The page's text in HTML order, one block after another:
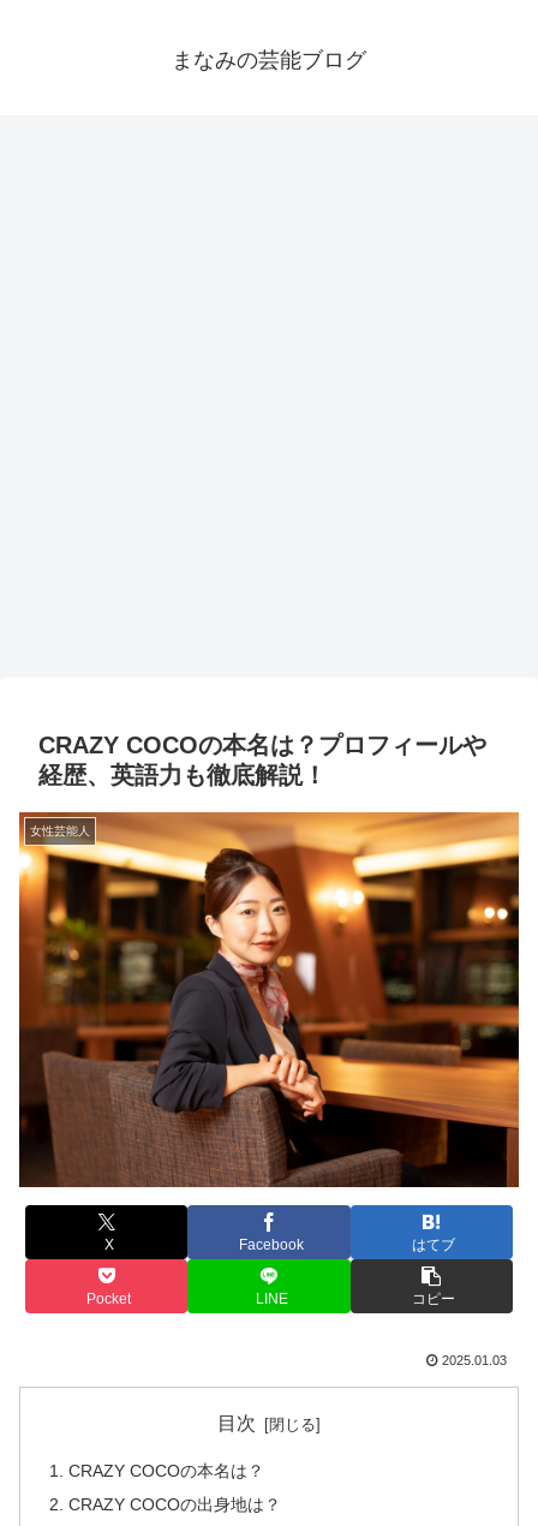
まなみの芸能ブログ
CRAZY COCOの本名は？プロフィールや
経歴、英語力も徹底解説！
女性芸能人
X Facebook はてブ
Pocket LINE コピー
2025.01.03
目次
CRAZY COCOの本名は？
CRAZY COCOの出身地は？